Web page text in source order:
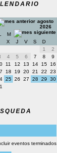
agosto
2026
M
X
J V S
D
1
2
4 5 6 7 8
9
11 12 13 14 15
16
18 19 20 21 22
23
25 26 27 28 29
30
eventos terminados